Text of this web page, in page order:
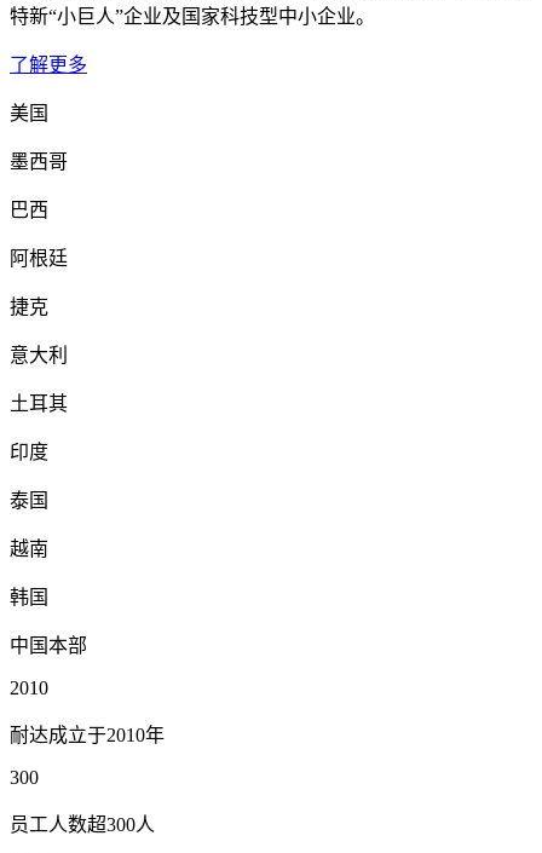
特新“小巨人”企业及国家科技型中小企业。
了解更多
美国
墨西哥
巴西
阿根廷
捷克
意大利
土耳其
印度
泰国
越南
韩国
中国本部
2010
耐达成立于2010年
300
员工人数超300人